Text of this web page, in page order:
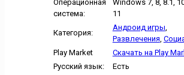
Операционная
система:
Windows 7, 8, 8.1,
11
Категория:
Андроид игры,
Развлечения,
Play Market
Скачать на Play
Русский язык:
Есть